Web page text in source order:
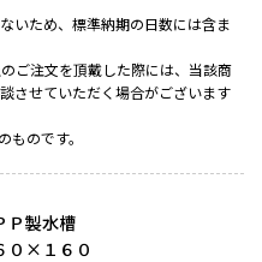
いため、標準納期の日数には含ま
ご注文を頂戴した際には、当該商
させていただく場合がございます
のです。
製水槽
０×１６０